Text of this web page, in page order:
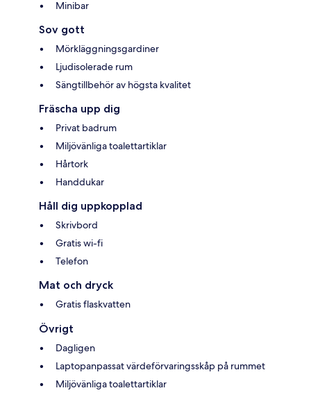
Minibar
Sov gott
Mörkläggningsgardiner
Ljudisolerade rum
Sängtillbehör av högsta kvalitet
Fräscha upp dig
Privat badrum
Miljövänliga toalettartiklar
Hårtork
Handdukar
Håll dig uppkopplad
Skrivbord
Gratis wi-fi
Telefon
Mat och dryck
Gratis flaskvatten
Övrigt
Dagligen
Laptopanpassat värdeförvaringsskåp på rummet
Miljövänliga toalettartiklar